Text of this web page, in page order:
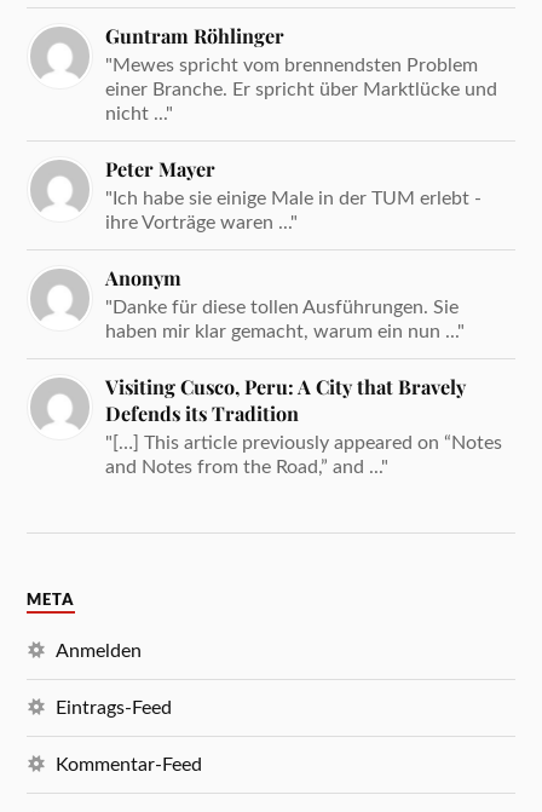
Guntram Röhlinger
"Mewes spricht vom brennendsten Problem
einer Branche. Er spricht über Marktlücke und
nicht ..."
Peter Mayer
"Ich habe sie einige Male in der TUM erlebt -
ihre Vorträge waren ..."
Anonym
"Danke für diese tollen Ausführungen. Sie
haben mir klar gemacht, warum ein nun ..."
Visiting Cusco, Peru: A City that Bravely
Defends its Tradition
"[…] This article previously appeared on “Notes
and Notes from the Road,” and ..."
META
Anmelden
Eintrags-Feed
Kommentar-Feed